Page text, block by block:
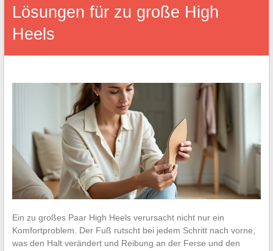
Lösungen für zu große High
Heels
Ein zu großes Paar High Heels verursacht nicht nur ein
Komfortproblem. Der Fuß rutscht bei jedem Schritt nach vorne,
was den Halt verändert und Reibung an der Ferse und den